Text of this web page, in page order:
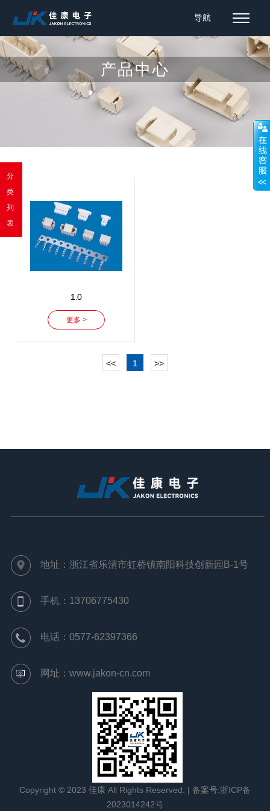
导航
产品中心
分
类
列
表
1.0
更多 >
<< 1 >>
地址：浙江省乐清市虹桥镇南阳科技创新园B-1号
手机：13706775430
电话：0577-62397366
网址：www.jakon-cn.com
Copyright © 2023 佳康 All Rights Reserved. | 备案号:浙ICP备
2023014242号